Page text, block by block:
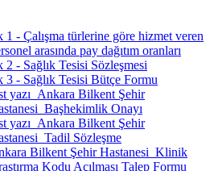
1 - Çalışma türlerine göre hizmet veren
arasında pay dağıtım oranları
2 - Sağlık Tesisi Sözleşmesi
3 - Sağlık Tesisi Bütçe Formu
yazı_Ankara Bilkent Şehir
Onayı
yazı_Ankara Bilkent Şehir
Sözleşme
Bilkent Şehir Hastanesi_Klinik
Kodu Açılması Talep Formu